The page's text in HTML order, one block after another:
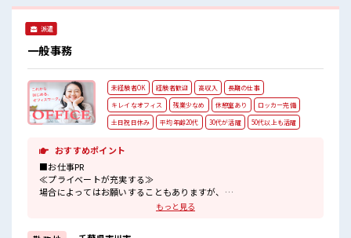
派遣
一般事務
未経験者OK 経験者歓迎 高収入
長期の仕事
キレイなオフィス
残業少なめ 休憩室あり
ロッカー完備
土日祝日休み
平均年齢20代 30代が活躍 50代以上も活躍
おすすめポイント
■お仕事PR
≪プライベートが充実する≫
場合によってはお願いすることもありますが、
週末は家族や友人と一緒にプライベート満喫！
もっと見る